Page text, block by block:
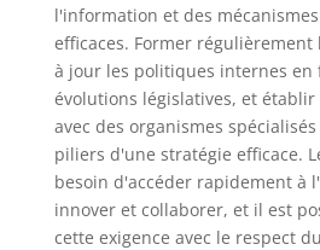
l'information et des
efficaces. Former
à jour les politiques internes en
évolutions législatives, et
avec des organismes
piliers d'une stratégie efficace.
besoin d'accéder rapidement à
innover et collaborer, et il est
cette exigence avec le respect